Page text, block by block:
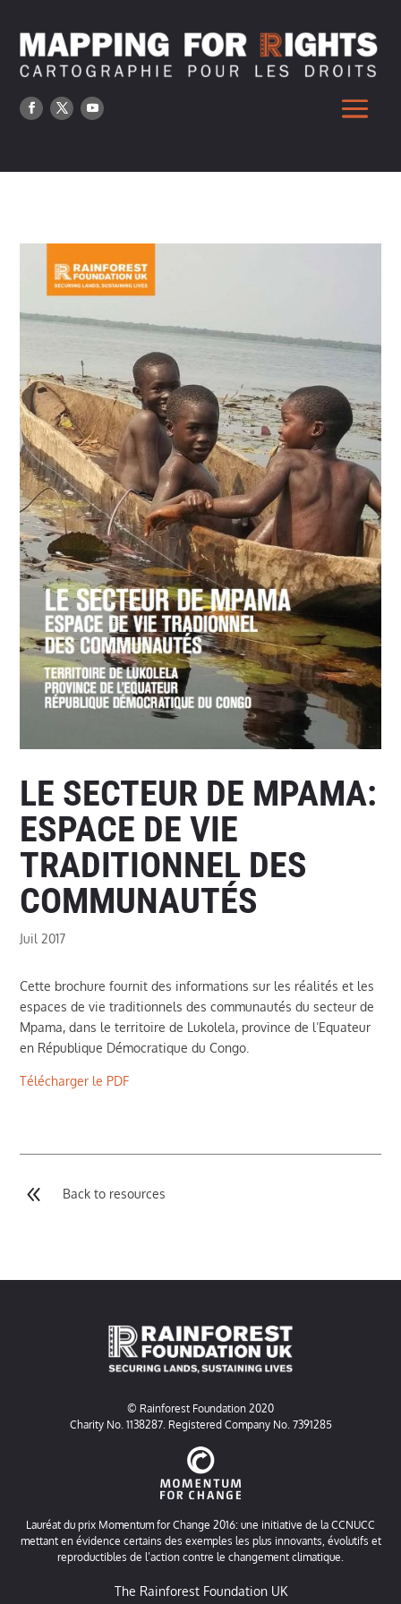
LE SECTEUR DE MPAMA:
ESPACE DE VIE
TRADITIONNEL DES
COMMUNAUTÉS
Juil 2017
Cette brochure fournit des informations sur les réalités et les
espaces de vie traditionnels des communautés du secteur de
Mpama, dans le territoire de Lukolela, province de l’Equateur
en République Démocratique du Congo.
Télécharger le PDF
8 Back to resources
© Rainforest Foundation 2020
Charity No. 1138287. Registered Company No. 7391285
Lauréat du prix Momentum for Change 2016: une initiative de la CCNUCC
mettant en évidence certains des exemples les plus innovants, évolutifs et
reproductibles de l’action contre le changement climatique.
The Rainforest Foundation UK